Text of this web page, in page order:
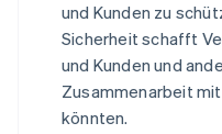
und Kunden zu
Sicherheit schafft
und Kunden und
Zusammenarbeit
könnten.